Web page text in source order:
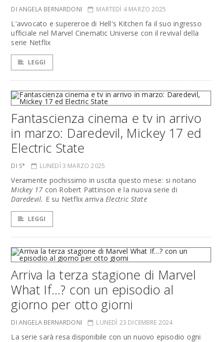
DI ANGELA BERNARDONI MARTEDÌ 4 MARZO 2025
L'avvocato e supereroe di Hell's Kitchen fa il suo ingresso
ufficiale nel Marvel Cinematic Universe con il revival della
serie Netflix
LEGGI
Fantascienza cinema e tv in arrivo
in marzo: Daredevil, Mickey 17 ed
Electric State
DI S* LUNEDÌ 3 MARZO 2025
Veramente pochissimo in uscita questo mese: si notano
Mickey 17 con Robert Pattinson e la nuova serie di
Daredevil. E su Netflix arriva Electric State
LEGGI
Arriva la terza stagione di Marvel
What If…? con un episodio al
giorno per otto giorni
DI ANGELA BERNARDONI LUNEDÌ 23 DICEMBRE 2024
La serie sarà resa disponibile con un nuovo episodio ogni